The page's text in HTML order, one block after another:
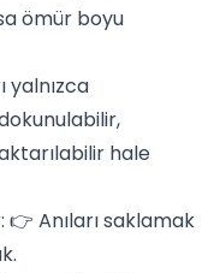
ömür boyu
yalnızca
hale
Anıları saklamak